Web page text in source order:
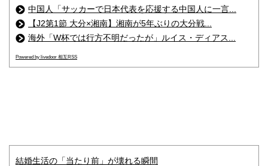
中国人「サッカーで日本代表を応援する中国人に一言...
【J2第1節 大分×湘南】湘南が5年ぶりの大分戦...
海外「W杯では行方不明だったが」ルイス・ディアス...
Powered by livedoor 相互RSS
結婚生活の「当たり前」が壊れる瞬間